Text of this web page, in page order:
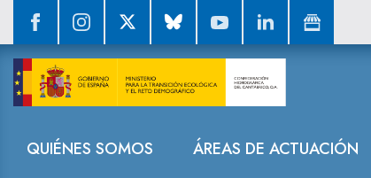
Navegación
QUIÉNES SOMOS ÁREAS DE ACTUACIÓN
La